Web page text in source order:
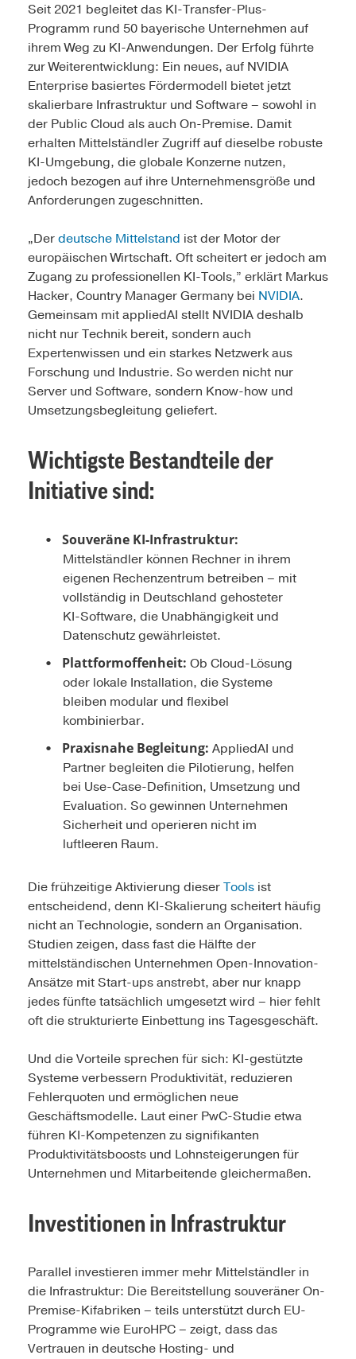
Seit 2021 begleitet das KI-Transfer-Plus-
Programm rund 50 bayerische Unternehmen auf
ihrem Weg zu KI-Anwendungen. Der Erfolg führte
zur Weiterentwicklung: Ein neues, auf NVIDIA
Enterprise basiertes Fördermodell bietet jetzt
skalierbare Infrastruktur und Software – sowohl in
der Public Cloud als auch On-Premise. Damit
erhalten Mittelständler Zugriff auf dieselbe robuste
KI-Umgebung, die globale Konzerne nutzen,
jedoch bezogen auf ihre Unternehmensgröße und
Anforderungen zugeschnitten.
„Derdeutsche Mittelstand ist der Motor der
europäischen Wirtschaft. Oft scheitert er jedoch am
Zugang zu professionellen KI-Tools,” erklärt Markus
Hacker, Country Manager Germany bei NVIDIA.
Gemeinsam mit appliedAI stellt NVIDIA deshalb
nicht nur Technik bereit, sondern auch
Expertenwissen und ein starkes Netzwerk aus
Forschung und Industrie. So werden nicht nur
Server und Software, sondern Know-how und
Umsetzungsbegleitung geliefert.
Wichtigste Bestandteile der
Initiative sind:
Souveräne KI-Infrastruktur:
Mittelständler können Rechner in ihrem
eigenen Rechenzentrum betreiben – mit
vollständig in Deutschland gehosteter
KI-Software, die Unabhängigkeit und
Datenschutz gewährleistet.
Plattformoffenheit: Ob Cloud-Lösung
oder lokale Installation, die Systeme
bleiben modular und flexibel
kombinierbar.
Praxisnahe Begleitung: AppliedAI und
Partner begleiten die Pilotierung, helfen
bei Use-Case-Definition, Umsetzung und
Evaluation. So gewinnen Unternehmen
Sicherheit und operieren nicht im
luftleeren Raum.
Die frühzeitige Aktivierung dieserTools ist
entscheidend, denn KI-Skalierung scheitert häufig
nicht an Technologie, sondern an Organisation.
Studien zeigen, dass fast die Hälfte der
mittelständischen Unternehmen Open-Innovation-
Ansätze mit Start-ups anstrebt, aber nur knapp
jedes fünfte tatsächlich umgesetzt wird – hier fehlt
oft die strukturierte Einbettung ins Tagesgeschäft.
Und die Vorteile sprechen für sich: KI-gestützte
Systeme verbessern Produktivität, reduzieren
Fehlerquoten und ermöglichen neue
Geschäftsmodelle. Laut einer PwC-Studie etwa
führen KI-Kompetenzen zu signifikanten
Produktivitätsboosts und Lohnsteigerungen für
Unternehmen und Mitarbeitende gleichermaßen.
Investitionen in Infrastruktur
Parallel investieren immer mehr Mittelständler in
die Infrastruktur: Die Bereitstellung souveräner On-
Premise-Kifabriken – teils unterstützt durch EU-
Programme wie EuroHPC – zeigt, dass das
Vertrauen in deutsche Hosting- und